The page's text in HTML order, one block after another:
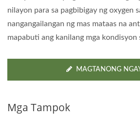
nilayon para sa pagbibigay ng oxygen
nangangailangan ng mas mataas na
mapabuti ang kanilang mga kondisyon
MAGTANONG
Mga Tampok